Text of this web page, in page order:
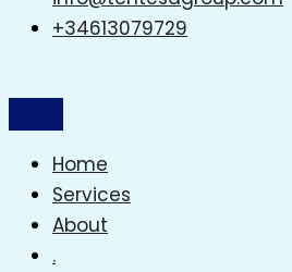
+34613079729
Home
Services
About
.